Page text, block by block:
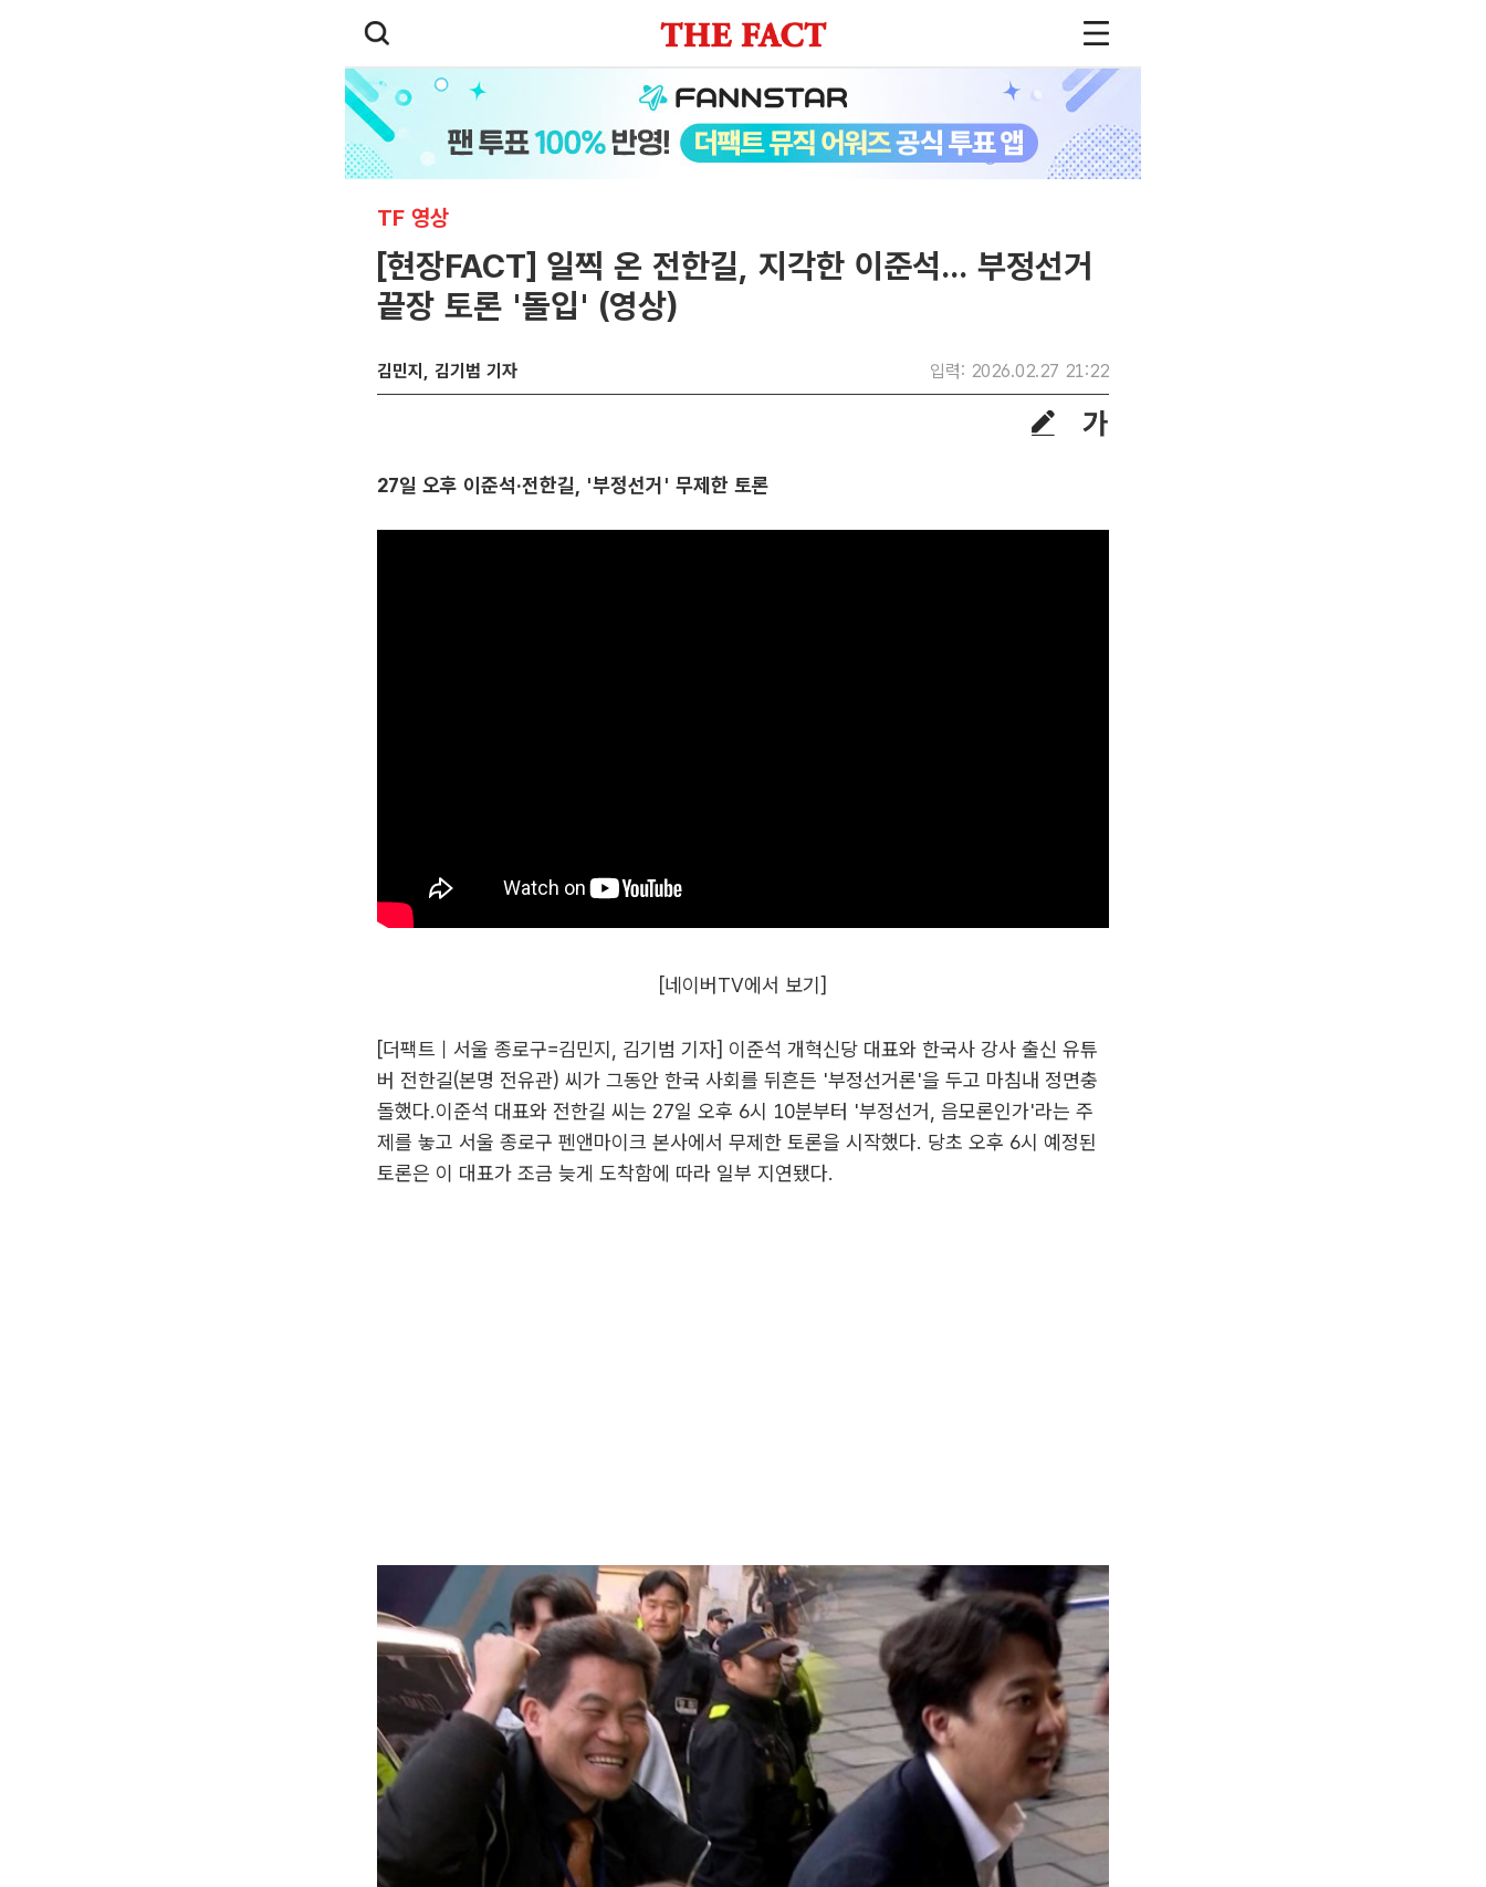
TF 영상
[현장FACT] 일찍 온 전한길, 지각한 이준석... 부정선거
끝장 토론 '돌입' (영상)
김민지, 김기범 기자 입력: 2026.02.27 21:22
27일 오후 이준석·전한길, '부정선거' 무제한 토론
[네이버TV에서 보기]
[더팩트｜서울 종로구=김민지, 김기범 기자] 이준석 개혁신당 대표와 한국사 강사 출신 유튜
버 전한길(본명 전유관) 씨가 그동안 한국 사회를 뒤흔든 '부정선거론'을 두고 마침내 정면충
돌했다.이준석 대표와 전한길 씨는 27일 오후 6시 10분부터 '부정선거, 음모론인가'라는 주
제를 놓고 서울 종로구 펜앤마이크 본사에서 무제한 토론을 시작했다. 당초 오후 6시 예정된
토론은 이 대표가 조금 늦게 도착함에 따라 일부 지연됐다.